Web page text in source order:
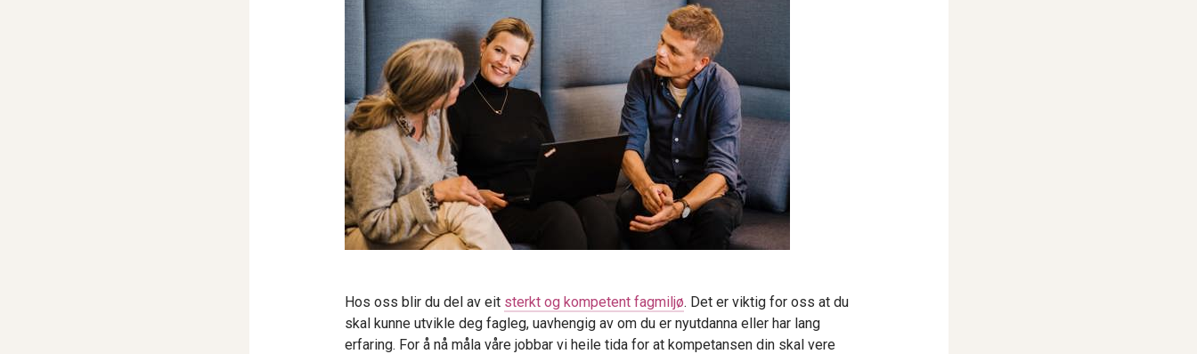
Hos oss blir du del av eit sterkt og kompetent fagmiljø. Det er viktig for oss at du
skal kunne utvikle deg fagleg, uavhengig av om du er nyutdanna eller har lang
erfaring. For å nå måla våre jobbar vi heile tida for at kompetansen din skal vere